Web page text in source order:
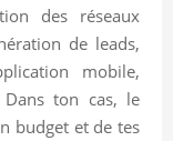
des réseaux
de leads,
mobile,
Dans ton cas, le
budget et de tes